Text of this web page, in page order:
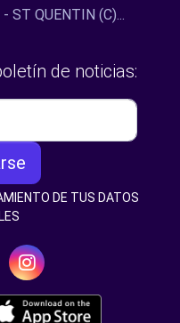
ST QUENTIN (C)...
de noticias:
DE TUS DATOS